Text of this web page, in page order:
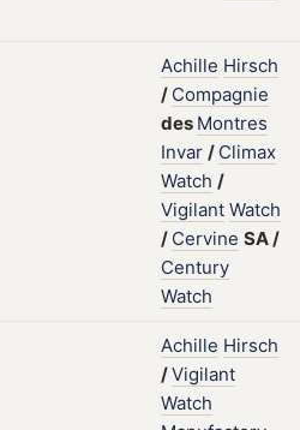
Achille Hirsch
/ Compagnie
des Montres
Invar / Climax
Watch /
Vigilant Watch
/ Cervine SA/
Century
Watch
Achille Hirsch
/Vigilant
Watch